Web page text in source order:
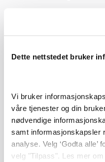
Dette nettstedet bruker
Vi bruker
våre tjenester og din
nødvendige
samt informasjonskapsler
analyse. Velg ‘Godta
velg "Tilpass". Les mer
Få et godt
Hvis du ønsker å kjøpe
På Tjenestetorget finner
hjelpe deg med
ikke bestemt deg for
kan du få hjelp til dette.
tips og råd til hvilken